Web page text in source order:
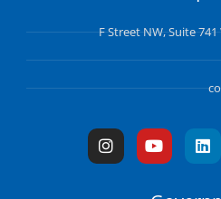
L
i
n
Y
o
u
I
n
s